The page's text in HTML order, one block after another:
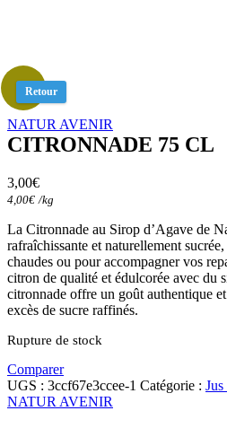
Retour
NATUR AVENIR
CITRONNADE 75 CL
3,00€
4,00€ /kg
La Citronnade au Sirop d’Agave de
rafraîchissante et naturellement
chaudes ou pour accompagner vos
citron de qualité et édulcorée avec du
citronnade offre un goût authentique
excès de sucre raffinés.
Rupture de stock
Comparer
UGS : 3ccf67e3ccee-1 Catégorie :
NATUR AVENIR